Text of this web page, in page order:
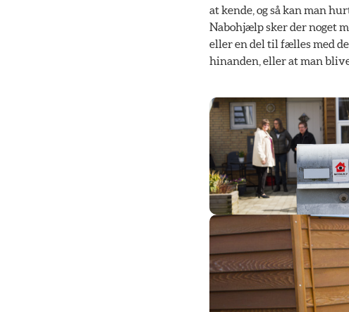
at kende, og så kan man
Nabohjælp sker der noget
eller en del til fælles med
hinanden, eller at man